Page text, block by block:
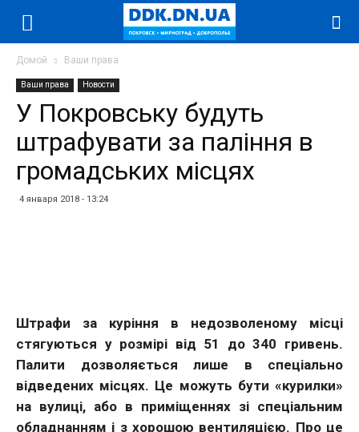
Домой Ваши права
Ваши права Новости
У Покровську будуть
штрафувати за паління в
громадських місцях
4 января 2018 - 13:24
Штрафи за куріння в недозволеному місці
стягуються у розмірі від 51 до 340 гривень.
Палити дозволяється лише в спеціально
відведених місцях. Це можуть бути «курилки»
на вулиці, або в приміщеннях зі спеціальним
обладнанням і з хорошою вентиляцією. Про це